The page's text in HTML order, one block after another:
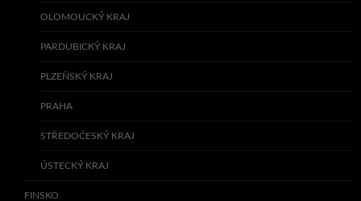
OLOMOUCKÝ KRAJ
PARDUBICKÝ KRAJ
PLZEŇSKÝ KRAJ
PRAHA
STŘEDOČESKÝ KRAJ
ÚSTECKÝ KRAJ
FINSKO